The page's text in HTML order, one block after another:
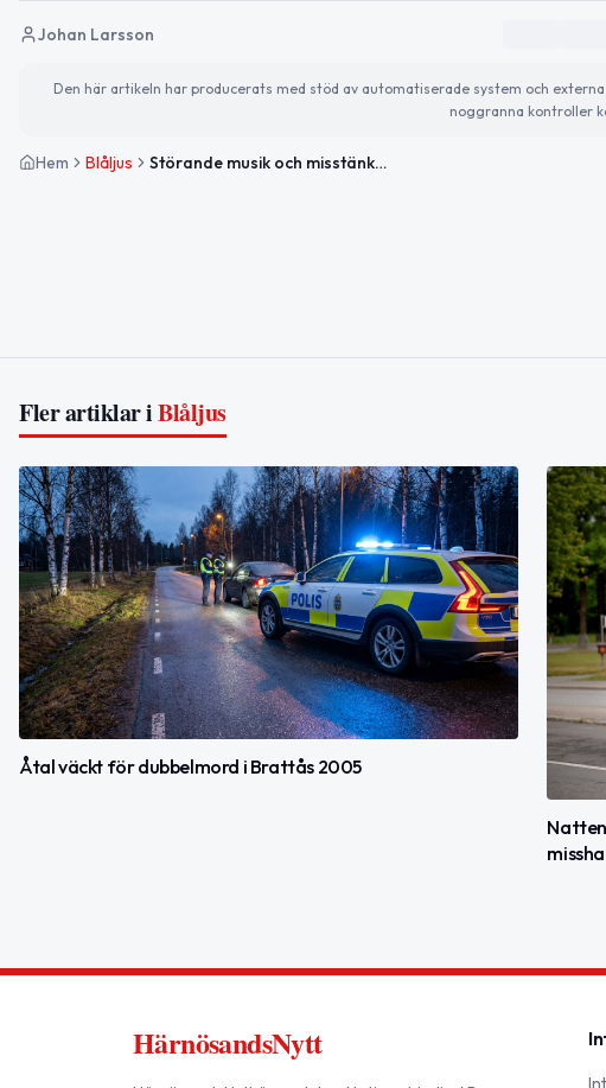
Johan Larsson
Den här artikeln har producerats med stöd av automatiserade system och
noggranna kontroller
Hem Blåljus Störande musik och misstänkt drograttfylleri i Härnösand – nattens händelser i länet
Fler artiklar iBlåljus
Åtal väckt för dubbelmord i Brattås 2005
HärnösandsNytt